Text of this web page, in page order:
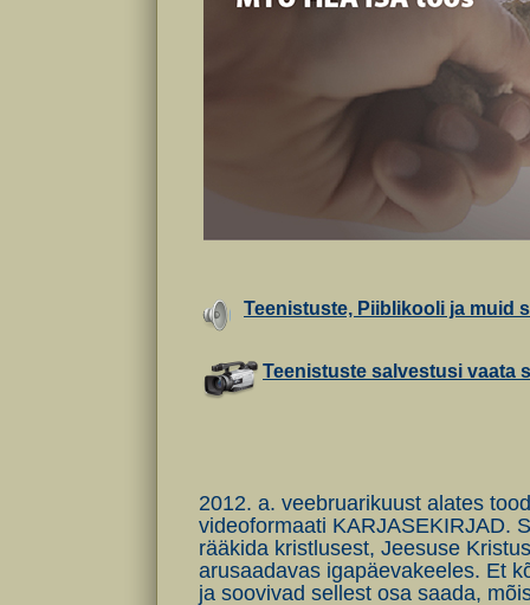
Teenistuste, Piiblikooli ja muid
Teenistuste salvestusi vaata
2012. a. veebruarikuust alates
videoformaati KARJASEKIRJAD.
rääkida kristlusest, Jeesuse
arusaadavas igapäevakeeles. Et
ja soovivad sellest osa saada,